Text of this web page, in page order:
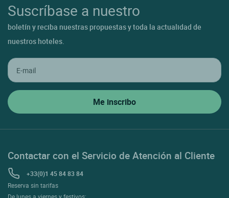
Suscríbase a nuestro
boletín y reciba nuestras propuestas y toda la actualidad de
nuestros hoteles.
Contactar con el Servicio de Atención al Cliente
+33(0)1 45 84 83 84
Reserva sin tarifas